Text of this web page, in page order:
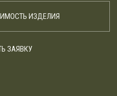
ИЗДЕЛИЯ
ЗАЯВКУ